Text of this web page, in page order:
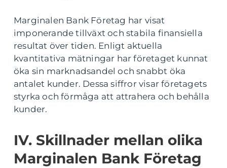
Marginalen Bank Företag har visat
imponerande tillväxt och stabila finansiella
resultat över tiden. Enligt aktuella
kvantitativa mätningar har företaget kunnat
öka sin marknadsandel och snabbt öka
antalet kunder. Dessa siffror visar företagets
styrka och förmåga att attrahera och behålla
kunder.
IV. Skillnader mellan olika
Marginalen Bank Företag